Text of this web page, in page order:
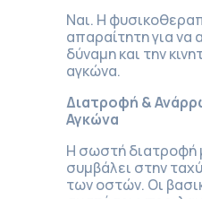
Ναι. Η
απαραίτητη για να
δύναμη και την
αγκώνα.
Διατροφή &
Αγκώνα
Η σωστή διατροφή
συμβάλει στην
των οστών. Οι